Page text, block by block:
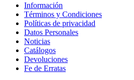
Información
Términos y Condiciones
Políticas de privacidad
Datos Personales
Noticias
Catálogos
Devoluciones
Fe de Erratas